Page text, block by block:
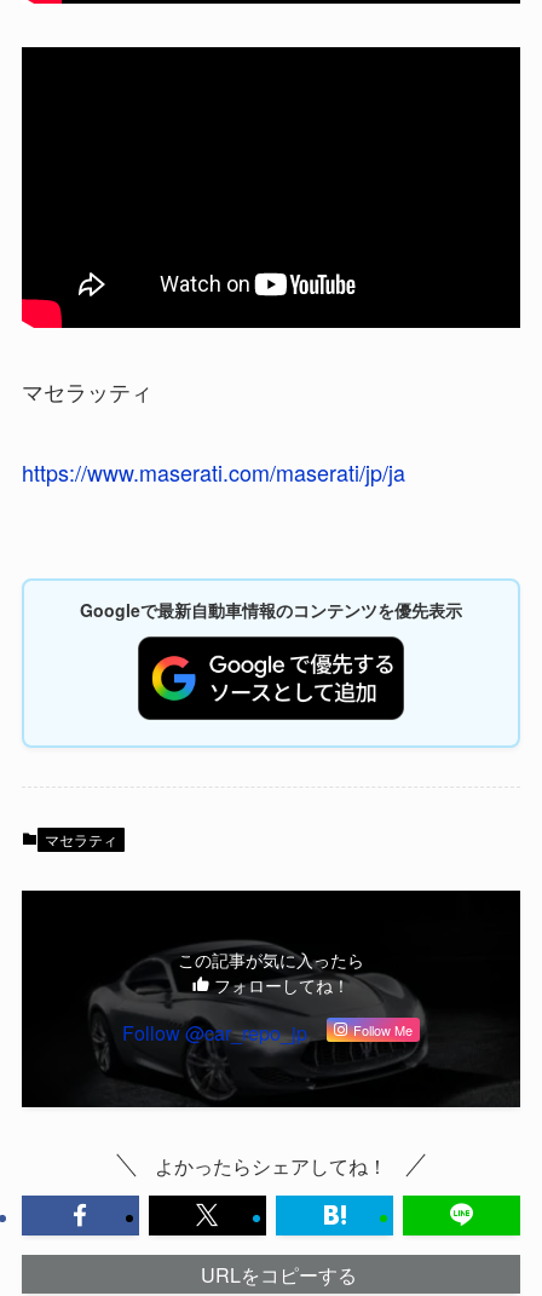
マセラッティ
https://www.maserati.com/maserati/jp/ja
Googleで最新自動車情報のコンテンツを優先表示
マセラティ
この記事が気に入ったら
フォローしてね！
Follow @car_repo_jp Follow Me
よかったらシェアしてね！
URLをコピーする